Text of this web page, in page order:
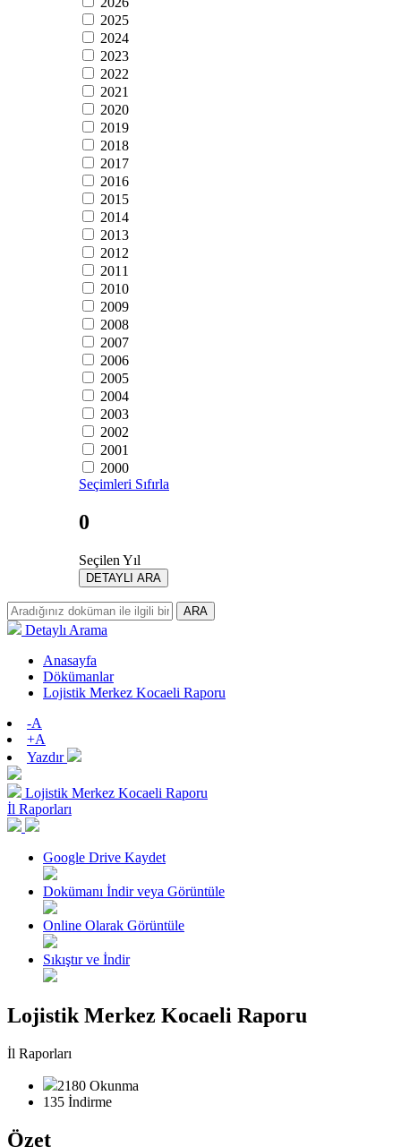
2025
2024
2023
2022
2021
2020
2019
2018
2017
2016
2015
2014
2013
2012
2011
2010
2009
2008
2007
2006
2005
2004
2003
2002
2001
2000
Seçimleri Sıfırla
0
Seçilen Yıl
DETAYLI ARA
ARA
Detaylı Arama
Anasayfa
Dökümanlar
Lojistik Merkez Kocaeli Raporu
-A
+A
Yazdır
Lojistik Merkez Kocaeli Raporu
İl Raporları
Google Drive Kaydet
Dokümanı İndir veya Görüntüle
Online Olarak Görüntüle
Sıkıştır ve İndir
Lojistik Merkez Kocaeli Raporu
İl Raporları
2180 Okunma
135 İndirme
Özet